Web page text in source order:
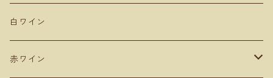
マドリード
シエラ・デ・グレドス
De Montille & Hokkaido ドモンティーユ
サンマモルワイナリー
新潟
ドメーヌショオ
山形
白ワイン
赤ワイン